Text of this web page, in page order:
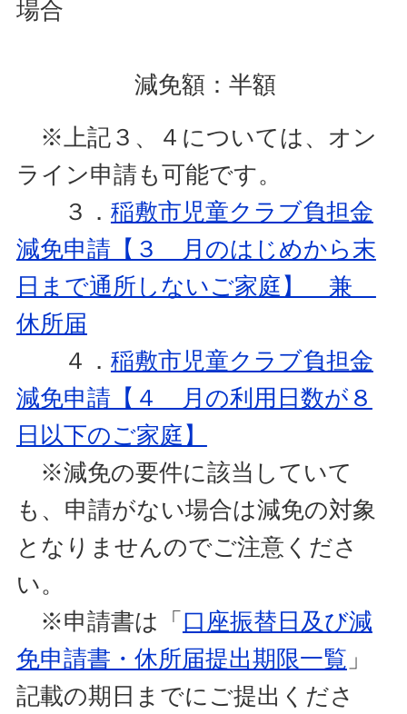
場合
減免額：半額
※上記３、４については、オン
ライン申請も可能です。
３． 稲敷市児童クラブ負担金
減免申請【３ 月のはじめから末
日まで通所しないご家庭】 兼
休所届
４． 稲敷市児童クラブ負担金
減免申請【４ 月の利用日数が８
日以下のご家庭】
※減免の要件に該当していて
も、申請がない場合は減免の対象
となりませんのでご注意くださ
い。
※申請書は「 口座振替日及び減
免申請書・休所届提出期限一覧 」
記載の期日までにご提出くださ